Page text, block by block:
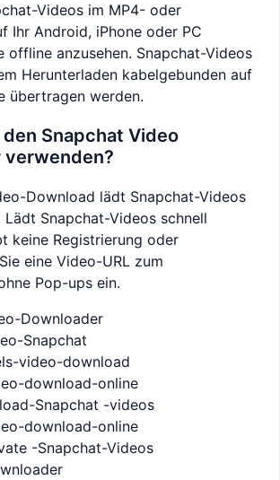
Videos im MP4- oder
Ihr Android, iPhone oder PC
offline anzusehen. Snapchat-Videos
Herunterladen kabelgebunden auf
übertragen werden.
den Snapchat Video
verwenden?
Download lädt Snapchat-Videos
Lädt Snapchat-Videos schnell
keine Registrierung oder
eine Video-URL zum
Pop-ups ein.
Downloader
Snapchat
video-download
download-online
Snapchat -videos
download-online
-Snapchat-Videos